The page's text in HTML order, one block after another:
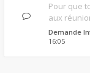
Pour que
aux
Demande
16:05